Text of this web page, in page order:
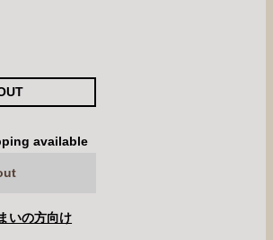
available
いの方向け